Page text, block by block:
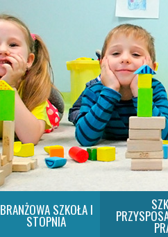
BRANŻOWA SZKOŁA I
STOPNIA